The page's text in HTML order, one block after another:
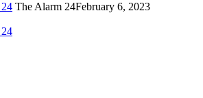
The Alarm 24February 6, 2023